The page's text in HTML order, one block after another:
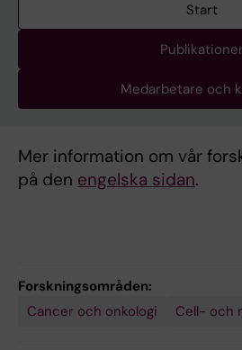
Start
Publikationer
Medarbetare och
Mer information om vår
på den engelska sidan.
Forskningsområden:
Cancer och onkologi
Cell- och